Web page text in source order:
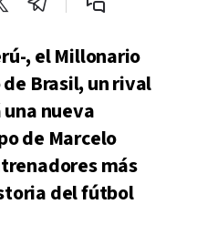
, el Millonario
Brasil, un rival
nueva
de Marcelo
más
del fútbol